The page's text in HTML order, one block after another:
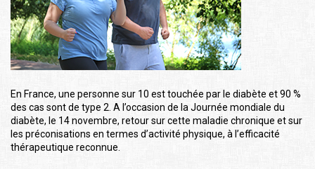
En France, une personne sur 10 est touchée par le diabète et 90 %
des cas sont de type 2. A l’occasion de la Journée mondiale du
diabète, le 14 novembre, retour sur cette maladie chronique et sur
les préconisations en termes d’activité physique, à l’efficacité
thérapeutique reconnue.